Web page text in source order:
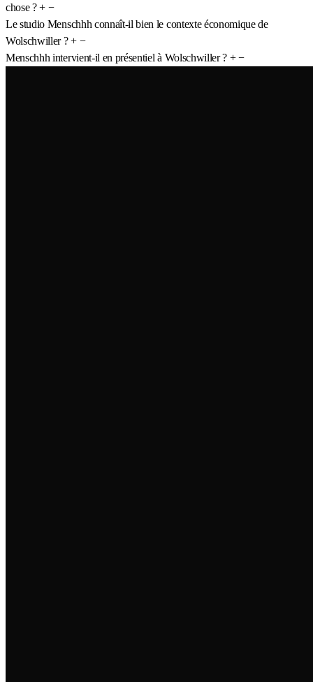
chose ? + −
Le studio Menschhh connaît-il bien le contexte économique de
Wolschwiller ? + −
Menschhh intervient-il en présentiel à Wolschwiller ? + −